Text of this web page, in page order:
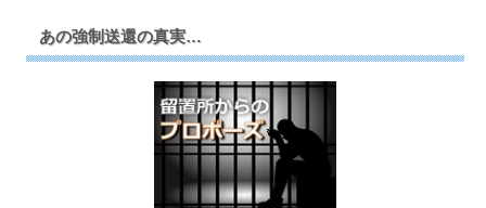
あの強制送還の真実…